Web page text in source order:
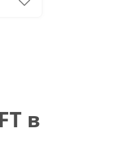
в